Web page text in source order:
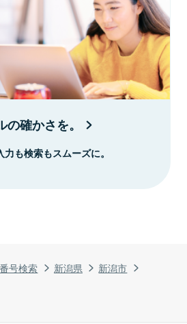
号検索 新潟県
新潟市
確かさを。
も検索もスムーズに。